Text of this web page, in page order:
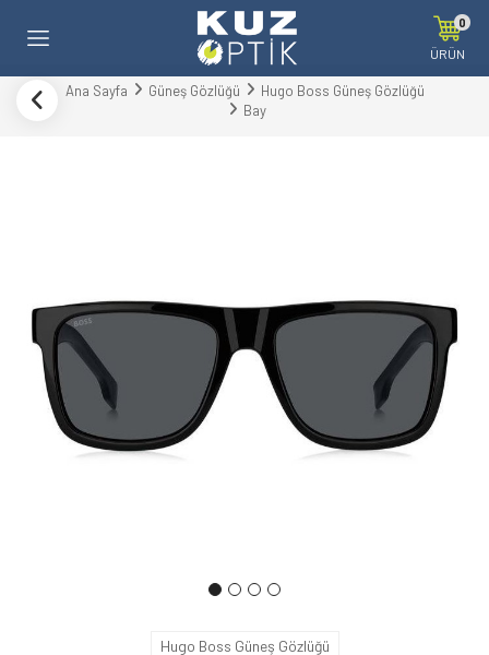
0
ÜRÜN
Ana Sayfa Güneş Gözlüğü
Hugo Boss Güneş Gözlüğü
Bay
Hugo Boss Güneş Gözlüğü